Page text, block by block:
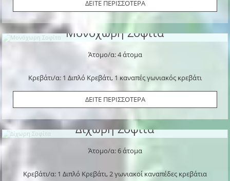
ΔΕΙΤΕ ΠΕΡΙΣΣΟΤΕΡΑ
Μονόχωρη Σοφίτα
Άτομο/α: 4 άτομα
Κρεβάτι/α: 1 Διπλό Κρεβάτι, 1 καναπές γωνιακός κρεβάτι
ΔΕΙΤΕ ΠΕΡΙΣΣΟΤΕΡΑ
Δίχωρη Σοφίτα
Άτομο/α: 6 άτομα
Κρεβάτι/α: 1 Διπλό Κρεβάτι, 2 γωνιακοί καναπέδες κρεβάτια